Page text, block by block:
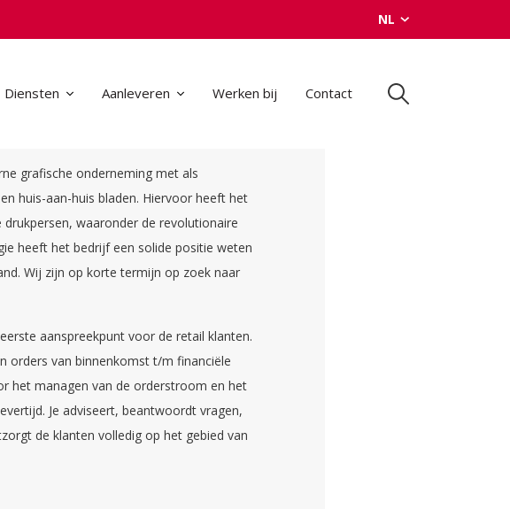
NL
Diensten Aanleveren Werken bij Contact
grafische onderneming met als
huis-aan-huis bladen. Hiervoor heeft het
waaronder de revolutionaire
heeft het bedrijf een solide positie weten
Wij zijn op korte termijn op zoek naar
aanspreekpunt voor de retail klanten.
orders van binnenkomst t/m financiële
het managen van de orderstroom en het
Je adviseert, beantwoordt vragen,
de klanten volledig op het gebied van